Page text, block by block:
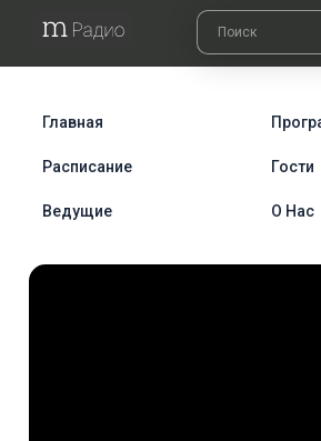
Главная
Расписание Гости
Ведущие О Нас